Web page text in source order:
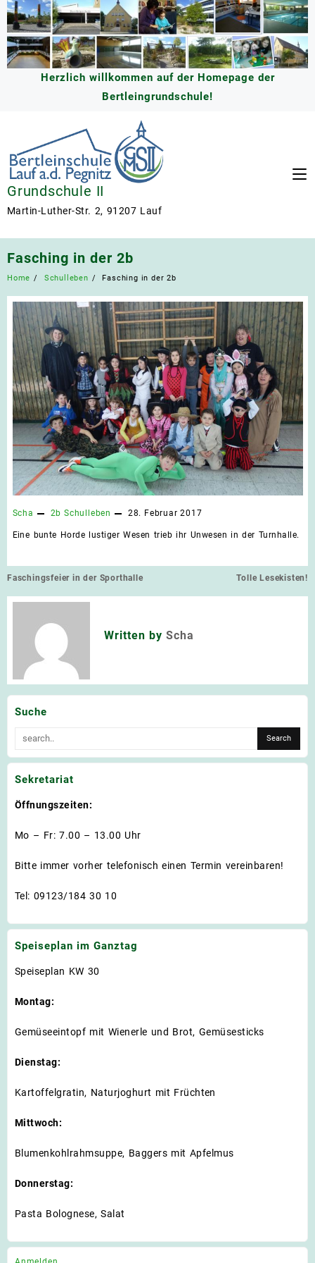
Skip
content
Herzlich willkommen auf der Homepage der
Bertleingrundschule!
Grundschule II
Martin-Luther-Str. 2, 91207 Lauf
Fasching in der 2b
Home Schulleben Fasching in der 2b
Scha 2b Schulleben 28. Februar 2017
Eine bunte Horde lustiger Wesen trieb ihr Unwesen in der Turnhalle.
Beitragsnavigation
Faschingsfeier in der Sporthalle Tolle Lesekisten!
Written by Scha
Suche
Sekretariat
Öffnungszeiten:
Mo – Fr: 7.00 – 13.00 Uhr
Bitte immer vorher telefonisch einen Termin vereinbaren!
Tel: 09123/184 30 10
Speiseplan im Ganztag
Speiseplan KW 30
Montag:
Gemüseeintopf mit Wienerle und Brot, Gemüsesticks
Dienstag:
Kartoffelgratin, Naturjoghurt mit Früchten
Mittwoch:
Blumenkohlrahmsuppe, Baggers mit Apfelmus
Donnerstag:
Pasta Bolognese, Salat